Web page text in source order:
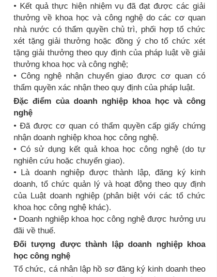
• Kết quả thực hiện nhiệm vụ đã đạt được các giải
thưởng về khoa học và công nghệ do các cơ quan
nhà nước có thẩm quyền chủ trì, phối hợp tổ chức
xét tặng giải thưởng hoặc đồng ý cho tổ chức xét
tặng giải thưởng theo quy định của pháp luật về giải
thưởng khoa học và công nghệ;
• Công nghệ nhận chuyển giao được cơ quan có
thẩm quyền xác nhận theo quy định của pháp luật.
Đặc điểm của doanh nghiệp khoa học và công
nghệ
• Đã được cơ quan có thẩm quyền cấp giấy chứng
nhận doanh nghiệp khoa học công nghệ.
• Có sử dụng kết quả khoa học công nghệ (do tự
nghiên cứu hoặc chuyển giao).
• Là doanh nghiệp được thành lập, đăng ký kinh
doanh, tổ chức quản lý và hoạt động theo quy định
của Luật doanh nghiệp (phân biệt với các tổ chức
khoa học công nghệ khác).
• Doanh nghiệp khoa học công nghệ được hưởng ưu
đãi về thuế.
Đối tượng được thành lập doanh nghiệp khoa
học công nghệ
Tổ chức, cá nhân lập hồ sơ đăng ký kinh doanh theo